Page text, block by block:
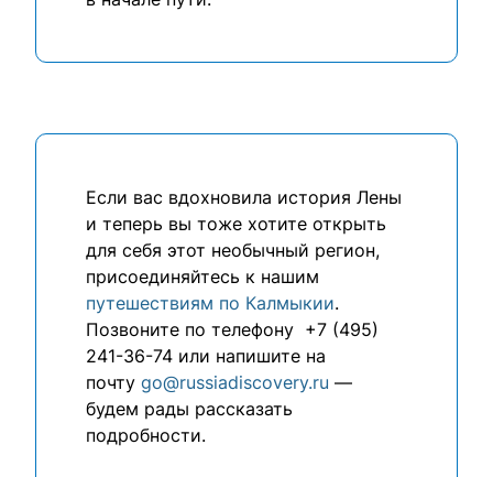
Если вас вдохновила история Лены
и теперь вы тоже хотите открыть
для себя этот необычный регион,
присоединяйтесь к нашим
путешествиям по Калмыкии.
Позвоните по телефону +7 (495)
241-36-74 или напишите на
почту go@russiadiscovery.ru —
будем рады рассказать
подробности.